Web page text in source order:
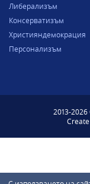
Либерализъм
Консерватизъм
Християндемокрация
Персонализъм
2013-2026